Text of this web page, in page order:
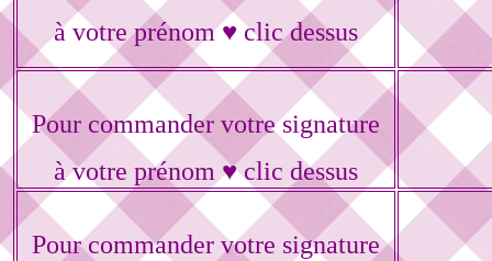
à votre prénom ♥ clic dessus
Pour commander votre signature
à votre prénom ♥ clic dessus
Pour commander votre signature